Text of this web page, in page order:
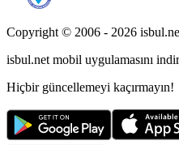
Copyright © 2006 - 2026
isbul.net mobil uygulamasını
Hiçbir güncellemeyi kaçırmayın!